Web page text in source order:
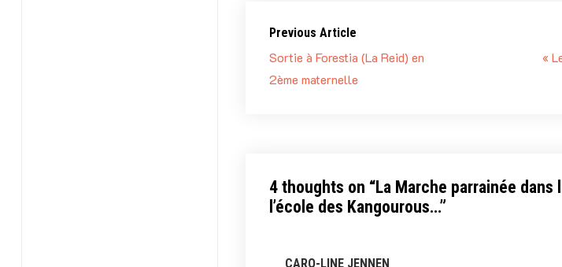
Previous Article
Sortie à Forestia (La Reid) en
2ème maternelle
«
4 thoughts on “La Marche parrainée
l’école des Kangourous…”
CARO-LINE JENNEN